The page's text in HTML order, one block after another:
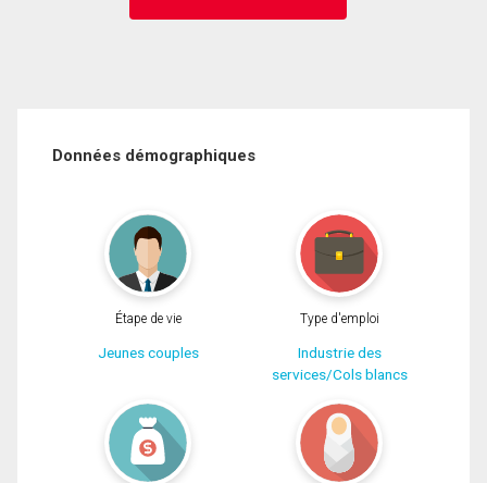
Données démographiques
Étape de vie
Jeunes couples
Type d'emploi
Industrie des
services/Cols blancs